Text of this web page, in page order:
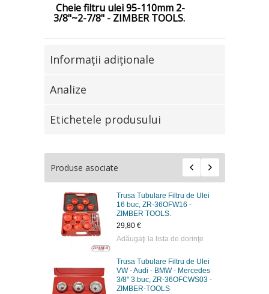
Cheie filtru ulei 95-110mm 2-
3/8"~2-7/8" - ZIMBER TOOLS.
Informaţii adiţionale
Analize
Etichetele produsului
Produse asociate
Trusa Tubulare Filtru de Ulei
16 buc, ZR-36OFW16 -
ZIMBER TOOLS.
29,80 €
Adăugaţi la lista de dorinţe
Trusa Tubulare Filtru de Ulei
VW - Audi - BMW - Mercedes
3/8" 3.buc, ZR-36OFCWS03 -
ZIMBER-TOOLS